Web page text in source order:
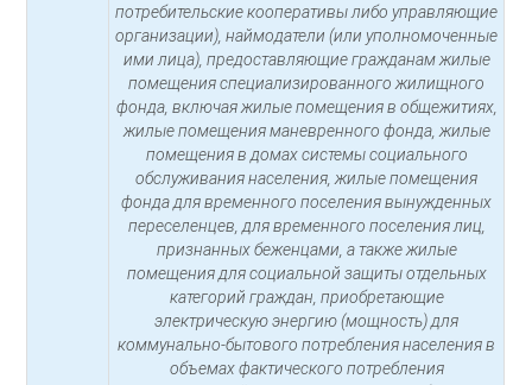
потребительские кооперативы либо управляющие
организации), наймодатели (или уполномоченные
ими лица), предоставляющие гражданам жилые
помещения специализированного жилищного
фонда, включая жилые помещения в общежитиях,
жилые помещения маневренного фонда, жилые
помещения в домах системы социального
обслуживания населения, жилые помещения
фонда для временного поселения вынужденных
переселенцев, для временного поселения лиц,
признанных беженцами, а также жилые
помещения для социальной защиты отдельных
категорий граждан, приобретающие
электрическую энергию (мощность) для
коммунально-бытового потребления населения в
объемах фактического потребления